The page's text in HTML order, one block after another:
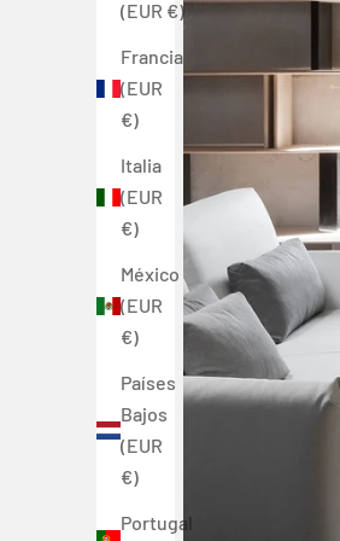
(EUR €)
Francia
(EUR
€)
Italia
(EUR
€)
México
(EUR
€)
Países
Bajos
(EUR
€)
Portugal